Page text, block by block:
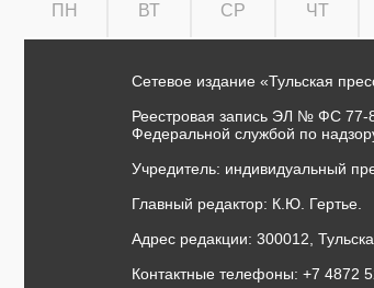
ПН ВТ СР ЧТ
Сетевое издание «Тульская
Реестровая запись ЭЛ № ФС 77-
Федеральной службой по
Учредитель: индивидуальный
Главный редактор: К.Ю. Гертье.
Адрес редакции: 300012,
Контактные телефоны: +7 4872